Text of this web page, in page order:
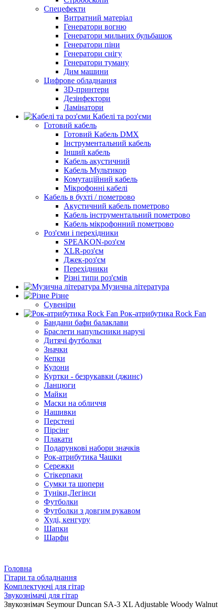
Спецефекти
Витратний матеріал
Генератори вогню
Генератори мильних бульбашок
Генератори піни
Генератори снігу
Генератори туману
Дим машини
Цифрове обладнання
3D-принтери
Дезінфектори
Ламінатори
Кабелі та роз'єми
Готовий кабель
Готовий Кабель DMX
Інструментальний кабель
Інший кабель
Кабель акустичний
Кабель Мультикор
Комутаційний кабель
Мікрофонні кабелі
Кабель в бухті / пометрово
Акустичний кабель пометрово
Кабель інструментальний пометрово
Кабель мікрофонний пометрово
Роз'єми і перехідники
SPEAKON-роз'єм
XLR-роз'єм
Джек-роз'єм
Перехідники
Різні типи роз'ємів
Музична література
Різне
Сувеніри
Рок-атрибутика Rock Fan
Бандани бафи балаклави
Браслети напульсники наручі
Дитячі футболки
Значки
Кепки
Кулони
Куртки - безрукавки (джинс)
Ланцюги
Майки
Маски на обличчя
Нашивки
Перстені
Пірсінг
Плакати
Подарункові набори значків
Рок-атрибутика Чашки
Сережки
Стікерпаки
Сумки та шопери
Туніки,Легінси
Футболки
Футболки з довгим рукавом
Худі, кенгуру
Шапки
Шарфи
Головна
Гітари та обладнання
Комплектуючі для гітар
Звукознімачі для гітар
Звукознімач Seymour Duncan SA-3 XL Adjustable Woody Walnut